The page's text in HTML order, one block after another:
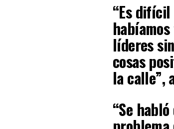
“Es
líderes
cosas
la calle”,
“Se